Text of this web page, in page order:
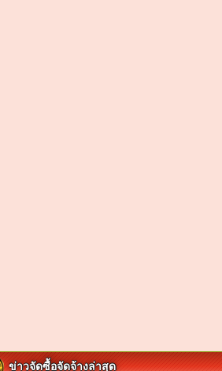
ข่าวจัดซื้อจัดจ้างล่าสุด